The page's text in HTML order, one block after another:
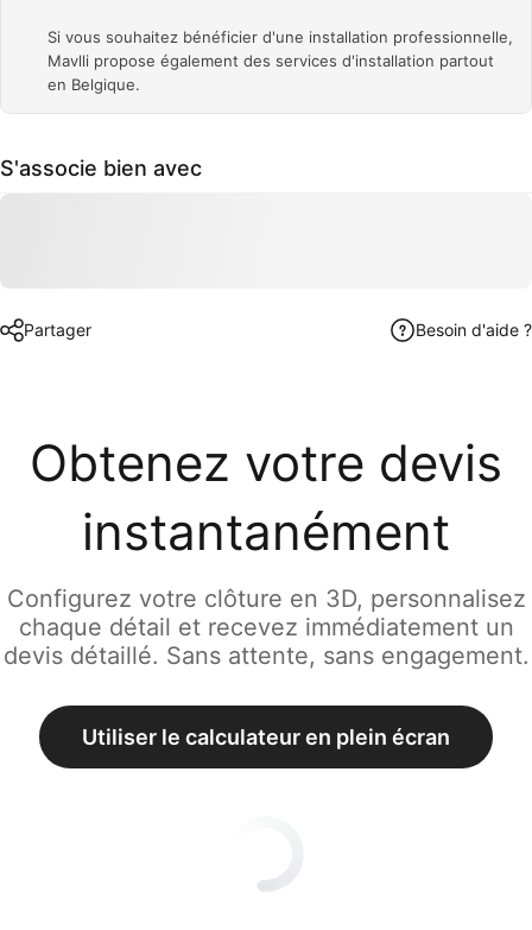
Si vous souhaitez bénéficier d'une installation professionnelle,
Mavlli propose également des services d'installation partout
en Belgique.
S'associe bien avec
Partager Besoin d'aide ?
Obtenez votre devis
instantanément
Configurez votre clôture en 3D, personnalisez
chaque détail et recevez immédiatement un
devis détaillé. Sans attente, sans engagement.
Utiliser le calculateur en plein écran